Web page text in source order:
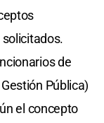
de
Pública)
el concepto